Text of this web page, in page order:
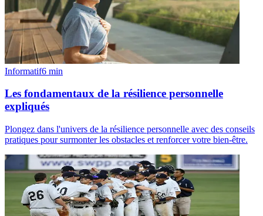
Informatif6 min
Les fondamentaux de la résilience personnelle
expliqués
Plongez dans l'univers de la résilience personnelle avec des conseils
pratiques pour surmonter les obstacles et renforcer votre bien-être.